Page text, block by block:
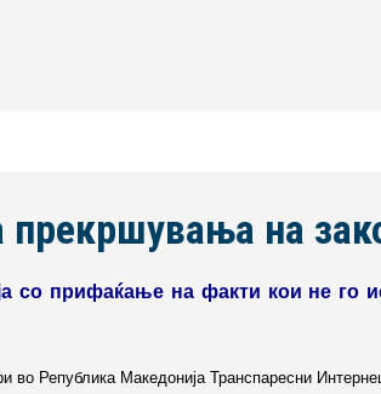
на
со прифаќање на факти кои не го
во Република Македонија Транспаресни